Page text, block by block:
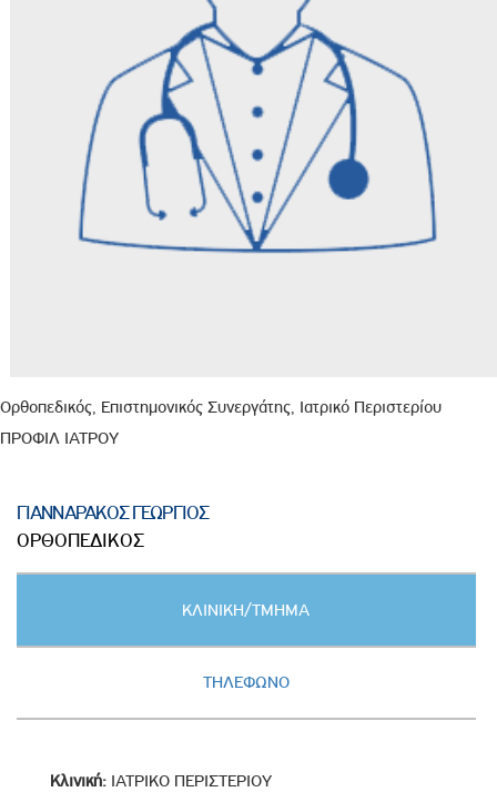
Ορθοπεδικός, Επιστημονικός Συνεργάτης, Ιατρικό Περιστερίου
ΠΡΟΦΙΛ ΙΑΤΡΟΥ
ΓΙΑΝΝΑΡΑΚΟΣ ΓΕΩΡΓΙΟΣ
ΟΡΘΟΠΕΔΙΚΟΣ
ΚΛΙΝΙΚΗ/ΤΜΗΜΑ
ΤΗΛΕΦΩΝΟ
Κλινική: ΙΑΤΡΙΚΟ ΠΕΡΙΣΤΕΡΙΟΥ